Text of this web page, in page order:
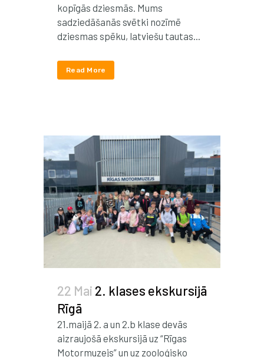
kopīgās dziesmās. Mums
sadziedāšanās svētki nozīmē
dziesmas spēku, latviešu tautas...
Read More
22 Mai 2. klases ekskursijā
Rīgā
21.maijā 2. a un 2.b klase devās
aizraujošā ekskursijā uz “Rīgas
Motormuzejs” un uz zooloģisko